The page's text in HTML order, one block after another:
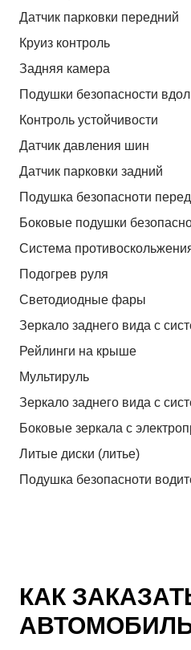
Датчик парковки передний
Круиз контроль
Задняя камера
Подушки безопасности
Контроль устойчивости
Датчик давления шин
Датчик парковки задний
Подушка безопасноти
Боковые подушки
Система
Подогрев руля
Светодиодные фары
Зеркало заднего вида с
Рейлинги на крыше
Мультируль
Зеркало заднего вида с
Боковые зеркала с
Литые диски (литье)
Подушка безопасноти
КАК